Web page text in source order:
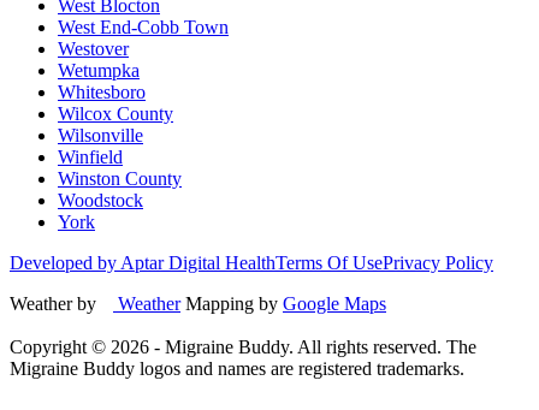
West Blocton
West End-Cobb Town
Westover
Wetumpka
Whitesboro
Wilcox County
Wilsonville
Winfield
Winston County
Woodstock
York
Developed by Aptar Digital HealthTerms Of UsePrivacy Policy
Weather by
WeatherMapping by Google Maps
Copyright © 2026 - Migraine Buddy. All rights reserved. The
Migraine Buddy logos and names are registered trademarks.